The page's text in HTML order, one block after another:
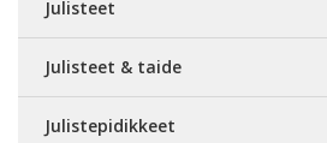
Julisteet
Julisteet & taide
Julistepidikkeet